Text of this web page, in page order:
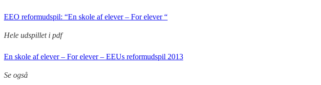
EEO reformudspil: “En skole af elever – For elever “
Hele udspillet i pdf
En skole af elever – For elever – EEUs reformudspil 2013
Se også